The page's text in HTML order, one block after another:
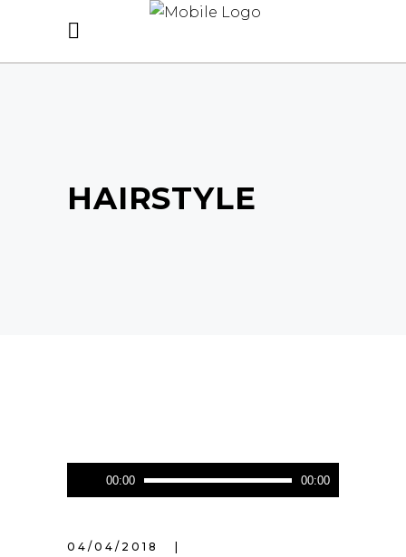
HAIRSTYLE
Lecteur
audio
00:00 00:00
04/04/2018